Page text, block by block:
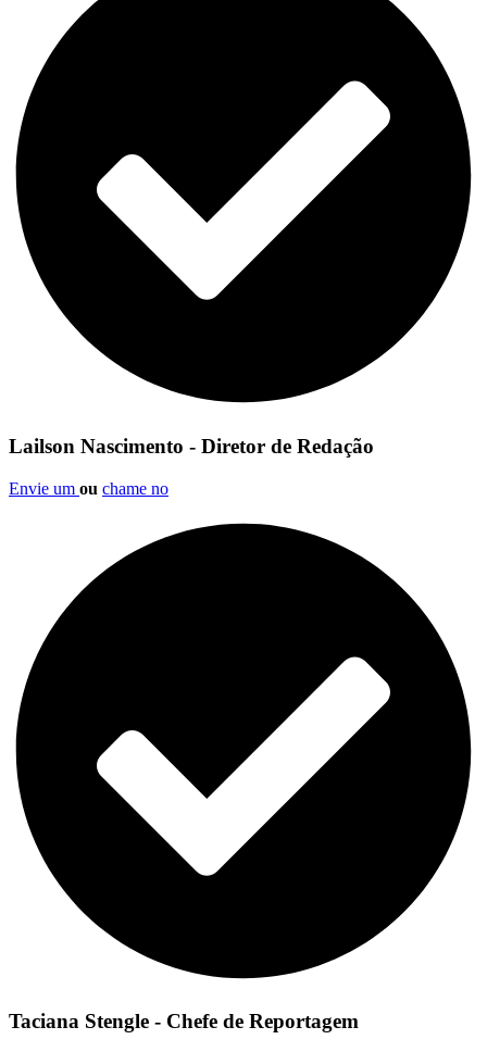
Lailson Nascimento - Diretor de Redação
Envie um ou chame no
Taciana Stengle - Chefe de Reportagem